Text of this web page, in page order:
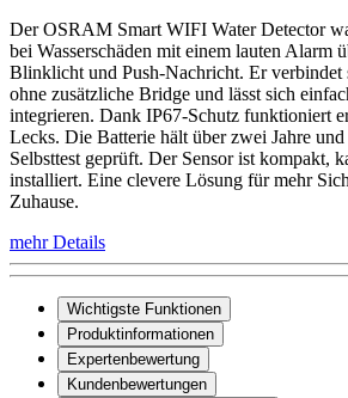
Der OSRAM Smart WIFI Water Detector
bei Wasserschäden mit einem lauten Alarm
Blinklicht und Push-Nachricht. Er
ohne zusätzliche Bridge und lässt sich
integrieren. Dank IP67-Schutz funktioniert
Lecks. Die Batterie hält über zwei Jahre
Selbsttest geprüft. Der Sensor ist kompakt,
installiert. Eine clevere Lösung für mehr
Zuhause.
mehr Details
Wichtigste Funktionen
Produktinformationen
Expertenbewertung
Kundenbewertungen